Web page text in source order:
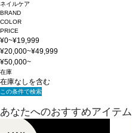
ネイルケア
BRAND
COLOR
PRICE
¥0~¥19,999
¥20,000~¥49,999
¥50,000~
在庫
在庫なしを含む
この条件で検索
あなたへのおすすめアイテム